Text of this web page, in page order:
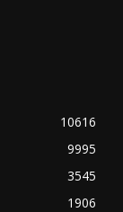
10616
9995
3545
1906